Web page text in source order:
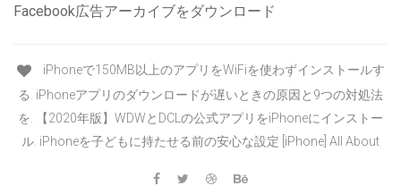
Facebook広告アーカイブをダウンロード
iPhoneで150MB以上のアプリをWiFiを使わずインストールす
る. iPhoneアプリのダウンロードが遅いときの原因と9つの対処法
を. 【2020年版】WDWとDCLの公式アプリをiPhoneにインストー
ル. iPhoneを子どもに持たせる前の安心な設定 [iPhone] All About